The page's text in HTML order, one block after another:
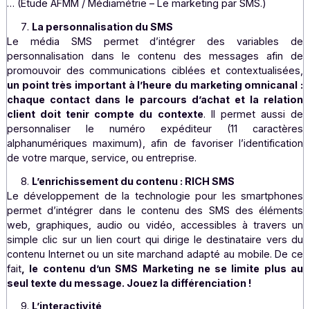
Alors qu’une des principales critiques adressées au
SMS est sa propension à être jugée trop intrusive
clients et les consommateurs, il apparaît à l’inverse
de 80% des Français se disent intéressés par la
de SMS « utiles / services » : livraison, RDV,
et plus de 40 % des Français se disent intéressés
réception de SMS « Commerciaux »: invitations,
… (Étude AFMM / Médiamétrie – Le marketing par SMS.)
La personnalisation du SMS
Le média SMS permet d’intégrer des
personnalisation dans le contenu des messages
promouvoir des communications ciblées et
un point très important à l’heure du marketing
chaque contact dans le parcours d’achat et la
client doit tenir compte du contexte. Il permet
personnaliser le numéro expéditeur (11
alphanumériques maximum), afin de favoriser
de votre marque, service, ou entreprise.